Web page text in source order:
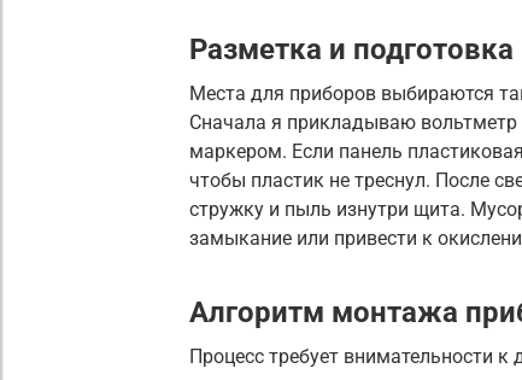
Разметка и
Места для приборов выбираются
Сначала я прикладываю
маркером. Если панель
чтобы пластик не треснул. После
стружку и пыль изнутри щита.
замыкание или привести к
Алгоритм монтажа
Процесс требует внимательности